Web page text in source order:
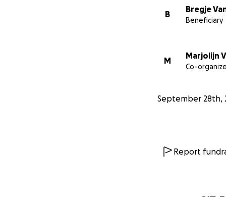
Met warme
Marjolijn van de
B
Bregje
Beneficiary
M
Marjolijn
Co-
September 28th,
Report